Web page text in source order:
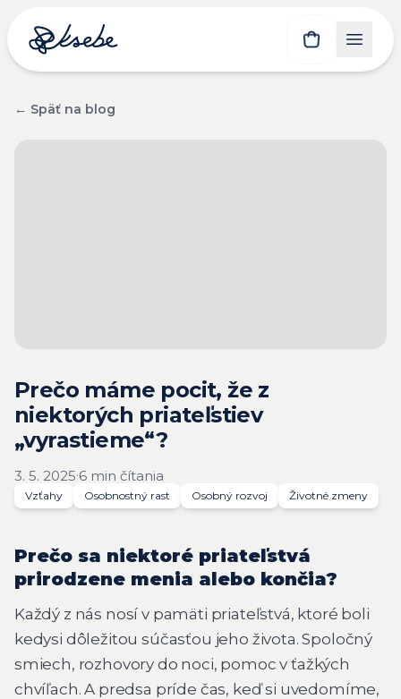
← Späť na blog
Prečo máme pocit, že z
niektorých priateľstiev
„vyrastieme“?
3. 5. 2025·6 min čítania
Vzťahy Osobnostný rast Osobný rozvoj Životné zmeny
Prečo sa niektoré priateľstvá
prirodzene menia alebo končia?
Každý z nás nosí v pamäti priateľstvá, ktoré boli
kedysi dôležitou súčasťou jeho života. Spoločný
smiech, rozhovory do noci, pomoc v ťažkých
chvíľach. A predsa príde čas, keď si uvedomíme,